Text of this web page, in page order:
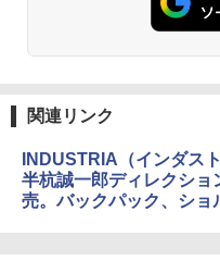
関連リンク
INDUSTRIA（インダス
半杭誠一郎ディレクショ
売。バックパック、ショ